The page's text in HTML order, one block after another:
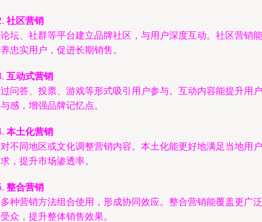
社区营销
坛、社群等平台建立品牌社区，与用户深度互动。社区营销能
忠实用户，促进长期销售。
互动式营销
问答、投票、游戏等形式吸引用户参与。互动内容能提升用户
感，增强品牌记忆点。
本土化营销
不同地区或文化调整营销内容。本土化能更好地满足当地用户
，提升市场渗透率。
整合营销
种营销方法组合使用，形成协同效应。整合营销能覆盖更广泛
众，提升整体销售效果。